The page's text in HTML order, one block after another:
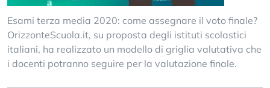
Esami terza media 2020: come assegnare il voto finale?
OrizzonteScuola.it, su proposta degli istituti scolastici
italiani, ha realizzato un modello di griglia valutativa che
i docenti potranno seguire per la valutazione finale.